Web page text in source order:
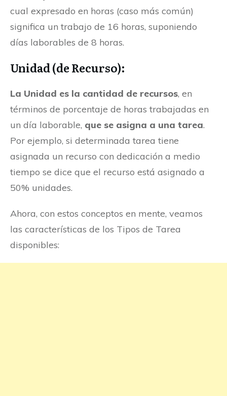
cual expresado en horas (caso más común)
significa un trabajo de 16 horas, suponiendo
días laborables de 8 horas.
Unidad (de Recurso):
La Unidad es la cantidad de recursos, en
términos de porcentaje de horas trabajadas en
un día laborable, que se asigna a una tarea.
Por ejemplo, si determinada tarea tiene
asignada un recurso con dedicación a medio
tiempo se dice que el recurso está asignado a
50% unidades.
Ahora, con estos conceptos en mente, veamos
las características de los Tipos de Tarea
disponibles: